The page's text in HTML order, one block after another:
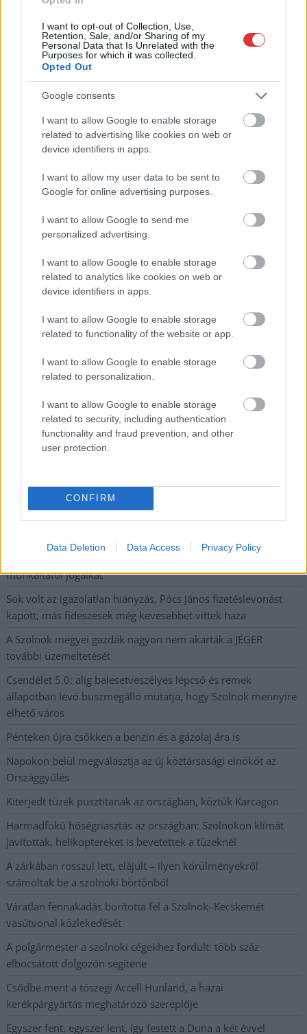
I want to opt-out of Collection, Use,
Retention, Sale, and/or Sharing of my
Personal Data that Is Unrelated with the
Purposes for which it was collected.
Opted Out
Google consents
I want to allow Google to enable storage
related to advertising like cookies on web or
device identifiers in apps.
I want to allow my user data to be sent to
Google for online advertising purposes.
I want to allow Google to send me
personalized advertising.
I want to allow Google to enable storage
related to analytics like cookies on web or
device identifiers in apps.
I want to allow Google to enable storage
related to functionality of the website or app.
I want to allow Google to enable storage
related to personalization.
I want to allow Google to enable storage
related to security, including authentication
functionality and fraud prevention, and other
user protection.
CONFIRM
Data Deletion Data Access Privacy Policy
Hírlevél feliratkozás
Adja
meg e-mail címét:
legfrissebb információkkal és exkluzív tartalmakkal hétről hétre
postaládájába érkezik!
A SZOL24 legfrissebb 24 cikke
Györfi Mihály több tucat vállalkozással egyeztetett a
kerékpárgyár dolgozóinak megsegítéséről
Egy telefonhívást akart, végül rendőrök vitték el a mezőtúri
férfit
A Tisza kormány minisztere újabb nagy változásokról döntött
munkáltatói jogaikat
Sok volt az igazolatlan hiányzás, Pócs János fizetéslevonást
kapott, más fideszesek még kevesebbet vittek haza
A Szolnok megyei gazdák nagyon nem akarták a JÉGER
további üzemeltetését
Csendélet 5.0: alig balesetveszélyes lépcső és remek
állapotban levő buszmegálló mutatja, hogy Szolnok mennyire
élhető város
Pénteken újra csökken a benzin és a gázolaj ára is
Napokon belül megválasztja az új köztársasági elnököt az
Országgyűlés
Kiterjedt tüzek pusztítanak az országban, köztük Karcagon
Harmadfokú hőségriasztás az országban: Szolnokon klímát
javítottak, helikoptereket is bevetettek a tüzeknél
A zárkában rosszul lett, elájult – ilyen körülményekről
számoltak be a szolnoki börtönből
Váratlan fennakadás borította fel a Szolnok–Kecskemét
vasútvonal közlekedését
A polgármester a szolnoki cégekhez fordult: több száz
elbocsátott dolgozón segítene
Csődbe ment a tószegi Accell Hunland, a hazai
kerékpárgyártás meghatározó szereplője
Egyszer fent, egyszer lent, így festett a Duna a két évvel